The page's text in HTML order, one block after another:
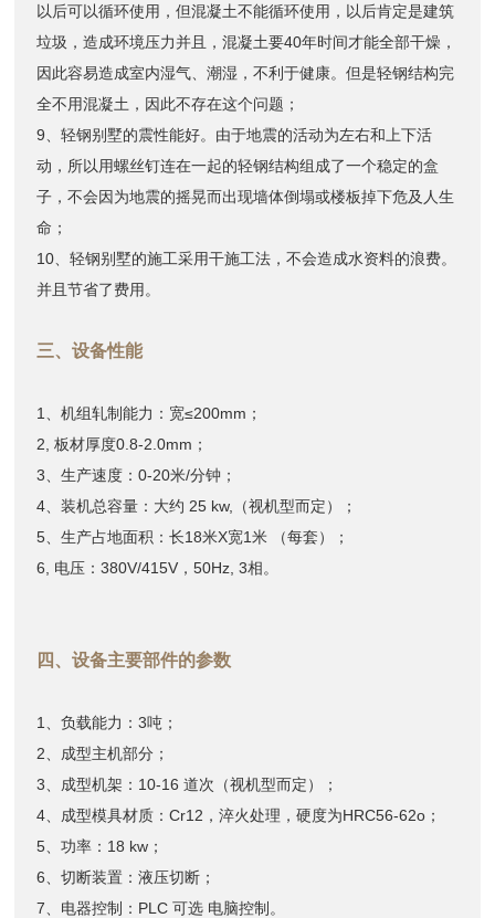
以后可以循环使用，但混凝土不能循环使用，以后肯定是建筑
垃圾，造成环境压力并且，混凝土要40年时间才能全部干燥，
因此容易造成室内湿气、潮湿，不利于健康。但是轻钢结构完
全不用混凝土，因此不存在这个问题；
9、轻钢别墅的震性能好。由于地震的活动为左右和上下活
动，所以用螺丝钉连在一起的轻钢结构组成了一个稳定的盒
子，不会因为地震的摇晃而出现墙体倒塌或楼板掉下危及人生
命；
10、轻钢别墅的施工采用干施工法，不会造成水资料的浪费。
并且节省了费用。
三、设备性能
1、机组轧制能力：宽≤200mm；
2, 板材厚度0.8-2.0mm；
3、生产速度：0-20米/分钟；
4、装机总容量：大约 25 kw,（视机型而定）；
5、生产占地面积：长18米X宽1米 （每套）；
6, 电压：380V/415V，50Hz, 3相。
四、设备主要部件的参数
1、负载能力：3吨；
2、成型主机部分；
3、成型机架：10-16 道次（视机型而定）；
4、成型模具材质：Cr12，淬火处理，硬度为HRC56-62o；
5、功率：18 kw；
6、切断装置：液压切断；
7、电器控制：PLC 可选 电脑控制。